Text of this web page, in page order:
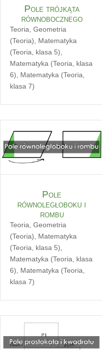
Pole trójkąta
równobocznego
Teoria Geometria
(Teoria)
Matematyka
(Teoria, klasa 5)
Matematyka (Teoria, klasa
6)
Matematyka (Teoria,
klasa 7)
Pole
równoległoboku i
rombu
Teoria Geometria
(Teoria)
Matematyka
(Teoria, klasa 5)
Matematyka (Teoria, klasa
6)
Matematyka (Teoria,
klasa 7)